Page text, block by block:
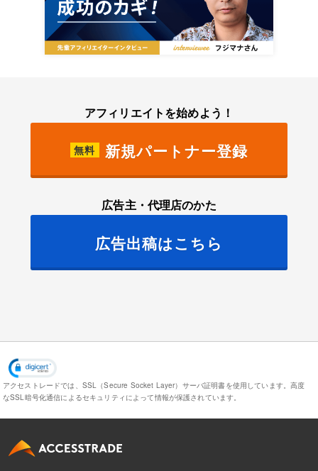
アフィリエイトを始めよう！
無料 新規パートナー登録
広告主・代理店のかた
広告出稿はこちら
アクセストレードでは、SSL（Secure Socket Layer）サーバ証明書を使用しています。高度
なSSL暗号化通信によるセキュリティによって情報が保護されています。